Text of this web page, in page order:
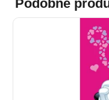
Podobné